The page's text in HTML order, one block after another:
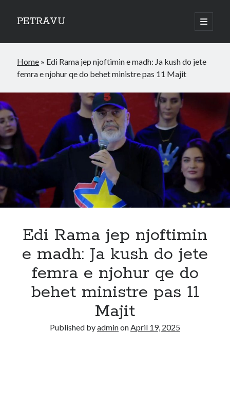
PETRAVU
open
primary
Sidebar
Bank
Credit Cards
Home » Edi Rama jep njoftimin e madh: Ja kush do jete
femra e njohur qe do behet ministre pas 11 Majit
Edi Rama jep njoftimin
e madh: Ja kush do jete
femra e njohur qe do
behet ministre pas 11
Majit
Published byadminonApril 19, 2025